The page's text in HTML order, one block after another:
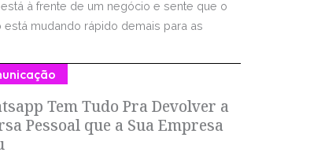
à frente de um negócio e sente que o
está mudando rápido demais para as
Tem Tudo Pra Devolver a
Pessoal que a Sua Empresa